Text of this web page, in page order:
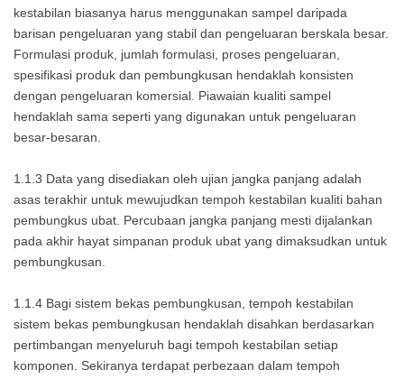
kestabilan biasanya harus menggunakan sampel daripada
barisan pengeluaran yang stabil dan pengeluaran berskala besar.
Formulasi produk, jumlah formulasi, proses pengeluaran,
spesifikasi produk dan pembungkusan hendaklah konsisten
dengan pengeluaran komersial. Piawaian kualiti sampel
hendaklah sama seperti yang digunakan untuk pengeluaran
besar-besaran.
1.1.3 Data yang disediakan oleh ujian jangka panjang adalah
asas terakhir untuk mewujudkan tempoh kestabilan kualiti bahan
pembungkus ubat. Percubaan jangka panjang mesti dijalankan
pada akhir hayat simpanan produk ubat yang dimaksudkan untuk
pembungkusan.
1.1.4 Bagi sistem bekas pembungkusan, tempoh kestabilan
sistem bekas pembungkusan hendaklah disahkan berdasarkan
pertimbangan menyeluruh bagi tempoh kestabilan setiap
komponen. Sekiranya terdapat perbezaan dalam tempoh